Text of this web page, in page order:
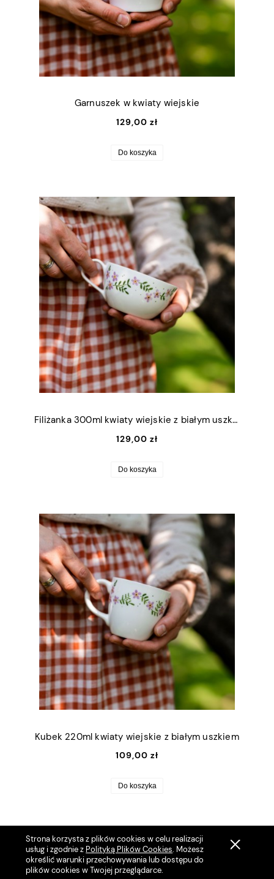
Strona korzysta z plików cookies w celu realizacji
usług i zgodnie z Polityką Plików Cookies. Możesz
określić warunki przechowywania lub dostępu do
plików cookies w Twojej przeglądarce.
Garnuszek w kwiaty wiejskie
129,00 zł
Do koszyka
Filiżanka 300ml kwiaty wiejskie z białym uszkiem
129,00 zł
Do koszyka
Kubek 220ml kwiaty wiejskie z białym uszkiem
109,00 zł
Do koszyka